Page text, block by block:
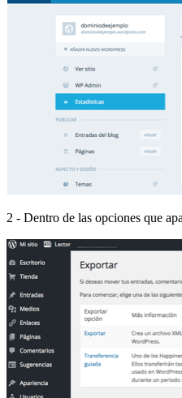
2 - Dentro de las opciones que